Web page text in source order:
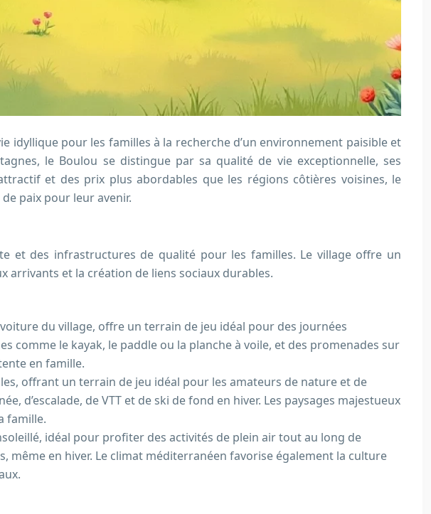
idyllique pour les familles à la recherche d’un environnement paisible et
le Boulou se distingue par sa qualité de vie exceptionnelle, ses
et des prix plus abordables que les régions côtières voisines, le
paix pour leur avenir.
et des infrastructures de qualité pour les familles. Le village offre un
arrivants et la création de liens sociaux durables.
du village, offre un terrain de jeu idéal pour des journées
le kayak, le paddle ou la planche à voile, et des promenades sur
en famille.
offrant un terrain de jeu idéal pour les amateurs de nature et de
de VTT et de ski de fond en hiver. Les paysages majestueux
famille.
idéal pour profiter des activités de plein air tout au long de
même en hiver. Le climat méditerranéen favorise également la culture